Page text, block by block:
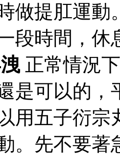
做提肛運動
段時間，
正常情況
是可以的，
用五子衍
。先不要